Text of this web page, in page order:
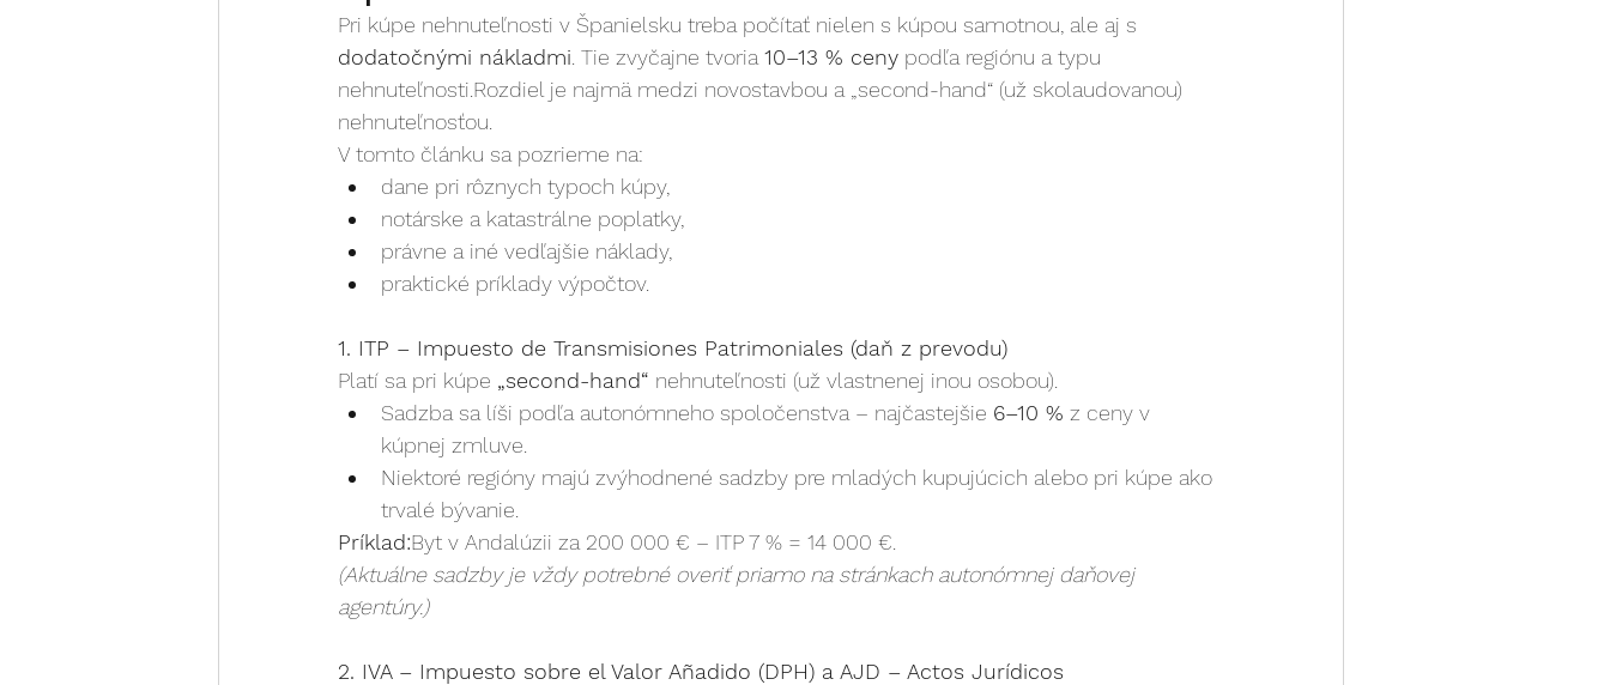
Pri kúpe nehnuteľnosti v Španielsku treba počítať nielen s kúpou samotnou, ale aj s
dodatočnými nákladmi . Tie zvyčajne tvoria 10–13 % ceny podľa regiónu a typu
nehnuteľnosti.Rozdiel je najmä medzi novostavbou a „second-hand“ (už skolaudovanou)
nehnuteľnosťou.
V tomto článku sa pozrieme na:
dane pri rôznych typoch kúpy,
notárske a katastrálne poplatky,
právne a iné vedľajšie náklady,
praktické príklady výpočtov.
1. ITP – Impuesto de Transmisiones Patrimoniales (daň z prevodu)
Platí sa pri kúpe „second-hand“ nehnuteľnosti (už vlastnenej inou osobou).
Sadzba sa líši podľa autonómneho spoločenstva – najčastejšie 6–10 % z ceny v
kúpnej zmluve.
Niektoré regióny majú zvýhodnené sadzby pre mladých kupujúcich alebo pri kúpe ako
trvalé bývanie.
Príklad:Byt v Andalúzii za 200 000 € – ITP 7 % = 14 000 €.
(Aktuálne sadzby je vždy potrebné overiť priamo na stránkach autonómnej daňovej
agentúry.)
2. IVA – Impuesto sobre el Valor Añadido (DPH) a AJD – Actos Jurídicos